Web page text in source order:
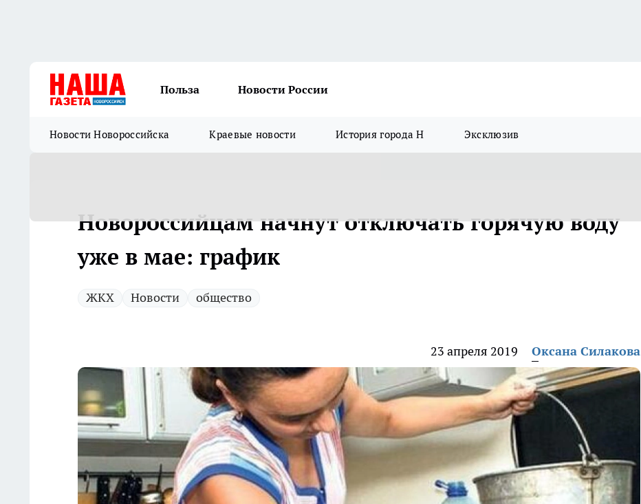
Польза Новости России
Новости Новороссийска Краевые новости История города Н Эксклюзив
Новороссийцам начнут отключать горячую воду
уже в мае: график
ЖКХ Новости общество
23 апреля 2019 Оксана Силакова